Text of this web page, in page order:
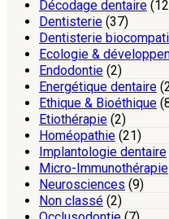
Décodage dentaire
Dentisterie (37)
Dentisterie
Ecologie &
Endodontie (2)
Energétique dentaire
Ethique & Bioéthique
Etiothérapie (2)
Homéopathie (21)
Implantologie dentaire
Micro-Immunothérapie
Neurosciences (9)
Non classé (2)